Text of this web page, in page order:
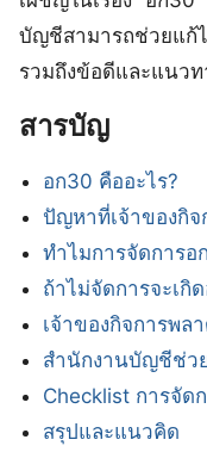
บัญชีสามารถช่วยแก้
รวมถึงข้อดีและแนว
สารบัญ
อก30 คืออะไร?
ปัญหาที่เจ้าของกิ
ทำไมการจัดการอ
ถ้าไม่จัดการจะเกิ
เจ้าของกิจการพล
สำนักงานบัญชีช่ว
Checklist การจัด
สรุปและแนวคิด